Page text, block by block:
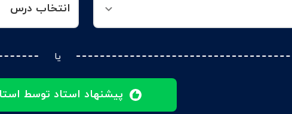
انتخاب درس
یا
پیشنهاد استاد توسط